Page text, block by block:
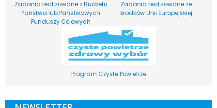
Zadania realizowane z Budżetu
Państwa lub Państwowych
Funduszy Celowych
Zadania realizowane ze
środków Unii Europejskiej
Program Czyste Powietrze